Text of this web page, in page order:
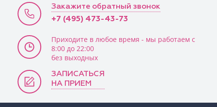
Закажите обратный звонок
+7 (495) 473-43-73
Приходите в любое время - мы работаем с
8:00 до 22:00
без выходных
ЗАПИСАТЬСЯ
НА ПРИЕМ